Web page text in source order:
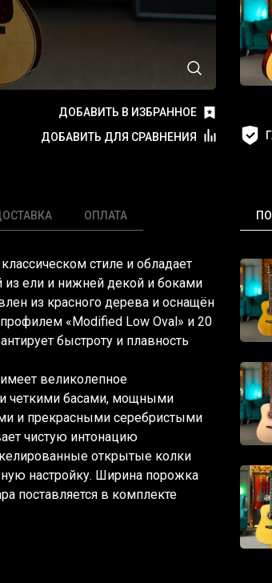
ДОБАВИТЬ В ИЗБРАННОЕ
ДОБАВИТЬ ДЛЯ СРАВНЕНИЯ
ОПЛАТА
стиле и обладает
ели и нижней декой и боками
из красного дерева и оснащён
профилем «Modified Low Oval» и 20
быстроту и плавность
имеет великолепное
и четкими басами, мощными
и прекрасными серебристыми
чистую интонацию
открытые колки
настройку. Ширина порожка
поставляется в комплекте